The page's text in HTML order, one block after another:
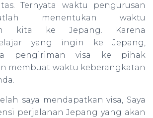
Ternyata waktu pengurusan
menentukan waktu
kita ke Jepang. Karena
yang ingin ke Jepang,
pengiriman visa ke pihak
membuat waktu keberangkatan
saya mendapatkan visa, Saya
perjalanan Jepang yang akan